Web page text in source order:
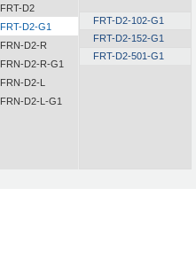
FRT-D2
FRT-D2-G1
FRN-D2-R
FRN-D2-R-G1
FRN-D2-L
FRN-D2-L-G1
FRT-D2-102-G1
FRT-D2-152-G1
FRT-D2-501-G1